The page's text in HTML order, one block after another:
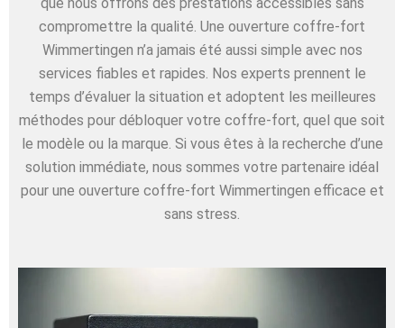
compromettre la qualité. Une ouverture coffre-fort
Wimmertingen n’a jamais été aussi simple avec nos
services fiables et rapides. Nos experts prennent le
temps d’évaluer la situation et adoptent les meilleures
méthodes pour débloquer votre coffre-fort, quel que soit
le modèle ou la marque. Si vous êtes à la recherche d’une
solution immédiate, nous sommes votre partenaire idéal
pour une ouverture coffre-fort Wimmertingen efficace et
sans stress.